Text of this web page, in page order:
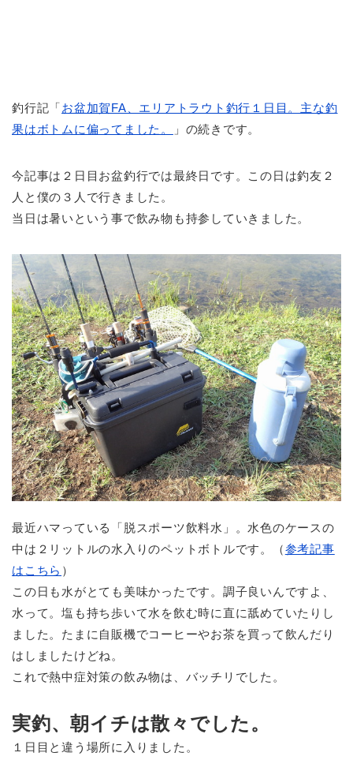
釣行記「お盆加賀FA、エリアトラウト釣行１日目。主な釣
果はボトムに偏ってました。
」の続きです。
今記事は２日目お盆釣行では最終日です。この日は釣友２
人と僕の３人で行きました。
当日は暑いという事で飲み物も持参していきました。
最近ハマっている「脱スポーツ飲料水」。水色のケースの
中は２リットルの水入りのペットボトルです。（参考記事
はこちら ）
この日も水がとても美味かったです。調子良いんですよ、
水って。塩も持ち歩いて水を飲む時に直に舐めていたりし
ました。たまに自販機でコーヒーやお茶を買って飲んだり
はしましたけどね。
これで熱中症対策の飲み物は、バッチリでした。
実釣、朝イチは散々でした。
１日目と違う場所に入りました。